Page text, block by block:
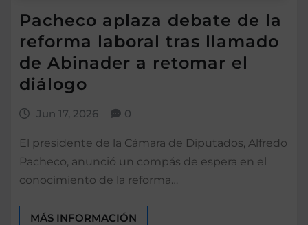
Pacheco aplaza debate de la
reforma laboral tras llamado
de Abinader a retomar el
diálogo
Jun 17, 2026 0
El presidente de la Cámara de Diputados, Alfredo
Pacheco, anunció un compás de espera en el
conocimiento de la reforma…
MÁS INFORMACIÓN